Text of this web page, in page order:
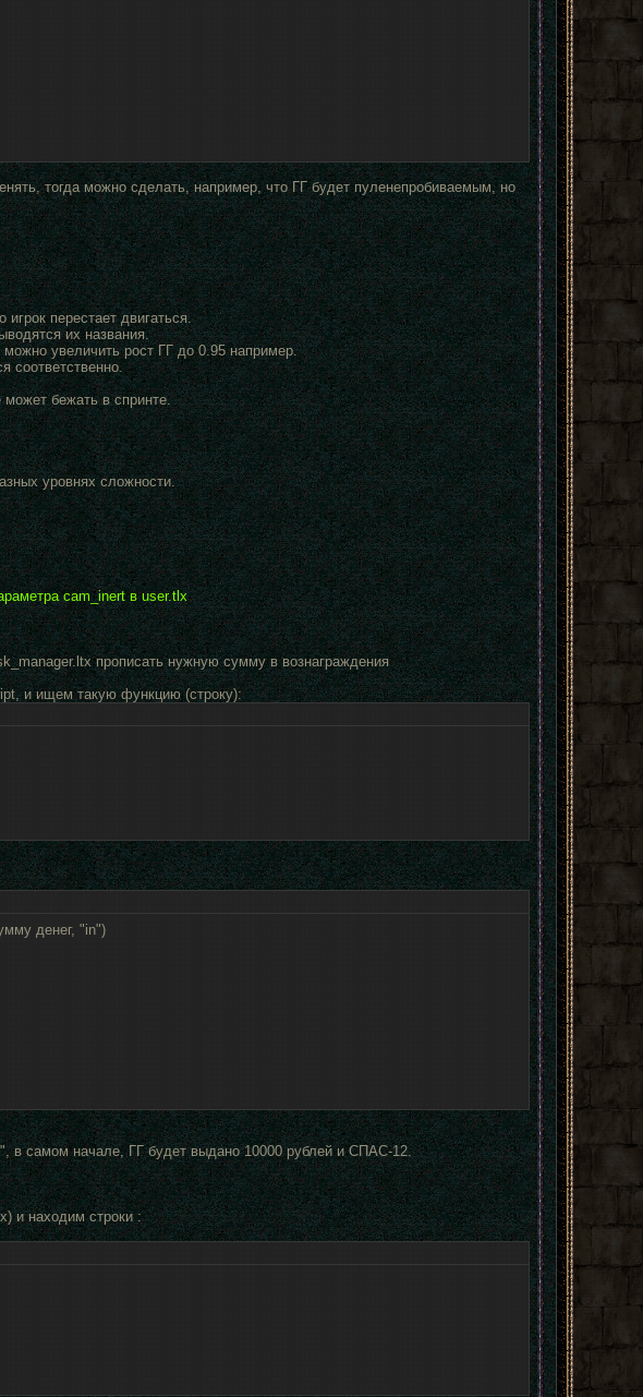
тогда можно сделать, например, что ГГ будет пуленепробиваемым, но
перестает двигаться.
их названия.
увеличить рост ГГ до 0.95 например.
соответственно.
может бежать в спринте.
уровнях сложности.
cam_inert в user.tlx
прописать нужную сумму в вознаграждения
и ищем такую функцию (строку):
денег, "in")
в самом начале, ГГ будет выдано 10000 рублей и СПАС-12.
и находим строки :